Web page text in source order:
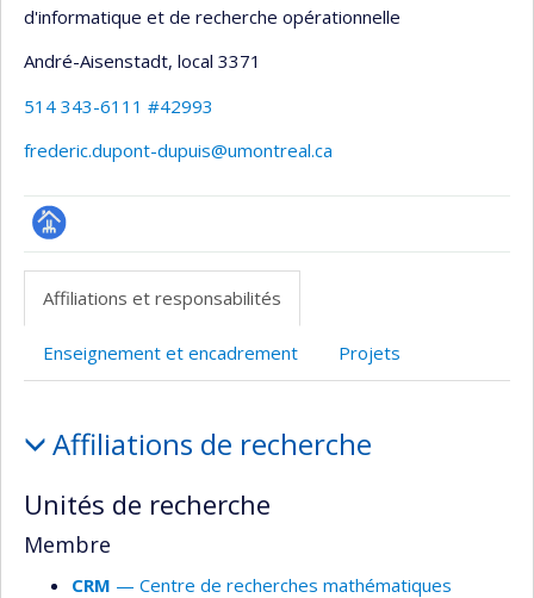
d'informatique et de recherche opérationnelle
André-Aisenstadt, local 3371
514 343-6111 #42993
frederic.dupont-dupuis@umontreal.ca
Page
professionnelle
(faculté,département,école)
Affiliations et responsabilités
Enseignement et encadrement Projets
et
responsabilités
Affiliations de recherche
Unités de recherche
Membre
CRM — Centre de recherches mathématiques